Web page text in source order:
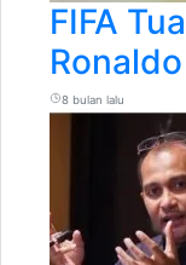
FIFA
8 bulan lalu